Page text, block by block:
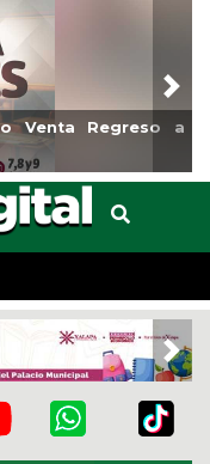
Regreso a